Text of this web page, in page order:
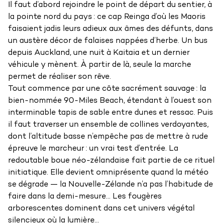
Il faut d’abord rejoindre le point de départ du sentier, à
la pointe nord du pays : ce cap Reinga d’où les Maoris
faisaient jadis leurs adieux aux âmes des défunts, dans
un austère décor de falaises nappées d’herbe. Un bus
depuis Auckland, une nuit à Kaitaia et un dernier
véhicule y mènent. À partir de là, seule la marche
permet de réaliser son rêve.
Tout commence par une côte sacrément sauvage : la
bien-nommée 90-Miles Beach, étendant à l’ouest son
interminable tapis de sable entre dunes et ressac. Puis
il faut traverser un ensemble de collines verdoyantes,
dont l’altitude basse n’empêche pas de mettre à rude
épreuve le marcheur : un vrai test d’entrée. La
redoutable boue néo-zélandaise fait partie de ce rituel
initiatique. Elle devient omniprésente quand la météo
se dégrade — la Nouvelle-Zélande n’a pas l’habitude de
faire dans la demi-mesure… Les fougères
arborescentes dominent dans cet univers végétal
silencieux où la lumière...